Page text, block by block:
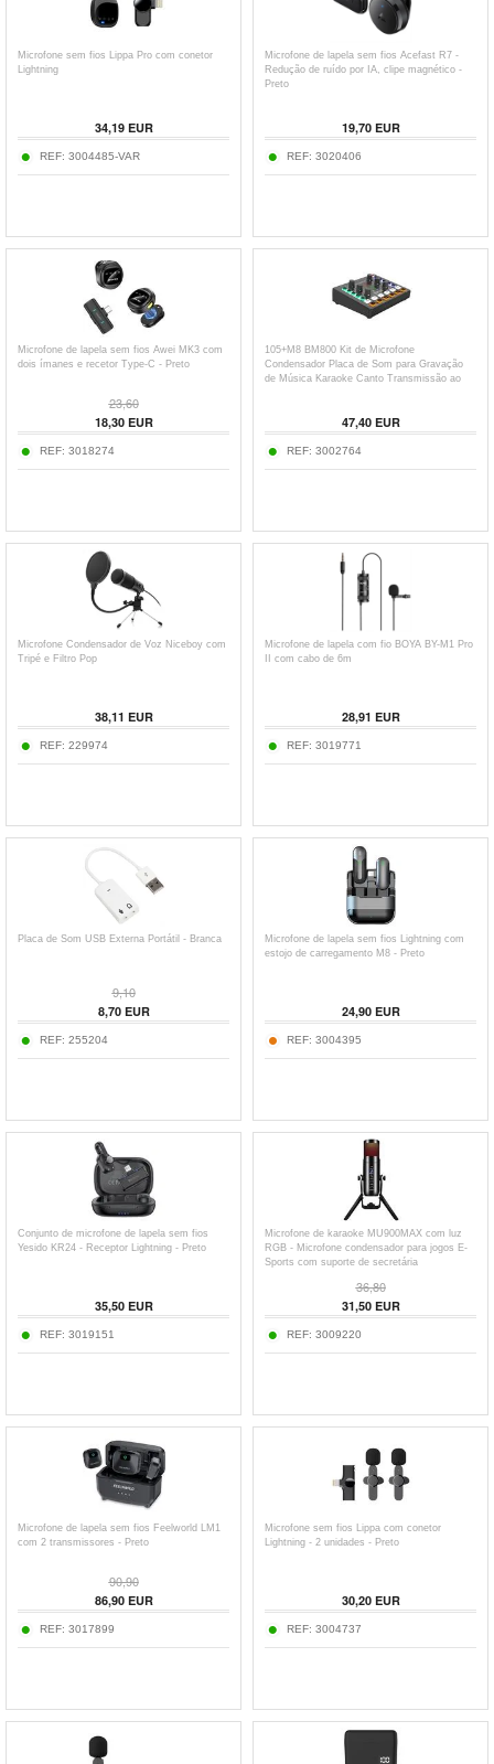
Microfone sem fios Lippa Pro com conetor
Lightning
34,19EUR
REF: 3004485-VAR
Microfone de lapela sem fios Acefast R7 -
Redução de ruído por IA, clipe magnético -
Preto
19,70EUR
REF: 3020406
Microfone de lapela sem fios Awei MK3 com
dois ímanes e recetor Type-C - Preto
23,60
18,30EUR
REF: 3018274
105+M8 BM800 Kit de Microfone
Condensador Placa de Som para Gravação
de Música Karaoke Canto Transmissão ao
47,40EUR
REF: 3002764
Microfone Condensador de Voz Niceboy com
Tripé e Filtro Pop
38,11 EUR
REF: 229974
Microfone de lapela com fio BOYA BY-M1 Pro
II com cabo de 6m
28,91 EUR
REF: 3019771
Placa de Som USB Externa Portátil - Branca
9,10
8,70EUR
REF: 255204
Microfone de lapela sem fios Lightning com
estojo de carregamento M8 - Preto
24,90EUR
REF: 3004395
Conjunto de microfone de lapela sem fios
Yesido KR24 - Receptor Lightning - Preto
35,50EUR
REF: 3019151
Microfone de karaoke MU900MAX com luz
RGB - Microfone condensador para jogos E-
Sports com suporte de secretária
36,80
31,50EUR
REF: 3009220
Microfone de lapela sem fios Feelworld LM1
com 2 transmissores - Preto
90,90
86,90EUR
REF: 3017899
Microfone sem fios Lippa com conetor
Lightning - 2 unidades - Preto
30,20EUR
REF: 3004737